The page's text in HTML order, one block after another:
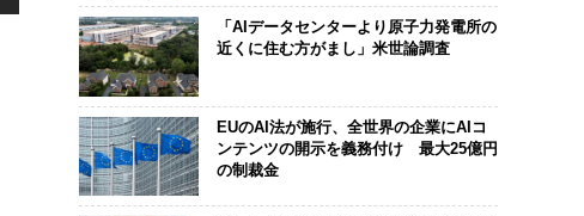
「AIデータセンターより原子力発電所の
近くに住む方がまし」米世論調査
EUのAI法が施行、全世界の企業にAIコ
ンテンツの開示を義務付け 最大25億円
の制裁金